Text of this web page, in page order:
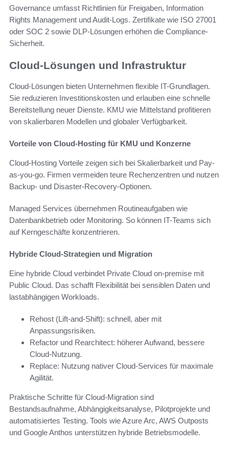
Governance umfasst Richtlinien für Freigaben, Information
Rights Management und Audit-Logs. Zertifikate wie ISO 27001
oder SOC 2 sowie DLP-Lösungen erhöhen die Compliance-
Sicherheit.
Cloud-Lösungen und Infrastruktur
Cloud-Lösungen bieten Unternehmen flexible IT-Grundlagen.
Sie reduzieren Investitionskosten und erlauben eine schnelle
Bereitstellung neuer Dienste. KMU wie Mittelstand profitieren
von skalierbaren Modellen und globaler Verfügbarkeit.
Vorteile von Cloud-Hosting für KMU und Konzerne
Cloud-Hosting Vorteile zeigen sich bei Skalierbarkeit und Pay-
as-you-go. Firmen vermeiden teure Rechenzentren und nutzen
Backup- und Disaster-Recovery-Optionen.
Managed Services übernehmen Routineaufgaben wie
Datenbankbetrieb oder Monitoring. So können IT-Teams sich
auf Kerngeschäfte konzentrieren.
Hybride Cloud-Strategien und Migration
Eine hybride Cloud verbindet Private Cloud on-premise mit
Public Cloud. Das schafft Flexibilität bei sensiblen Daten und
lastabhängigen Workloads.
Rehost (Lift-and-Shift): schnell, aber mit
Anpassungsrisiken.
Refactor und Rearchitect: höherer Aufwand, bessere
Cloud-Nutzung.
Replace: Nutzung nativer Cloud-Services für maximale
Agilität.
Praktische Schritte für Cloud-Migration sind
Bestandsaufnahme, Abhängigkeitsanalyse, Pilotprojekte und
automatisiertes Testing. Tools wie Azure Arc, AWS Outposts
und Google Anthos unterstützen hybride Betriebsmodelle.